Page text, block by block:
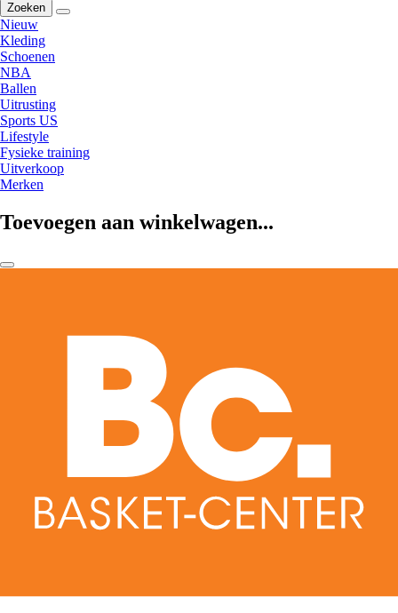
Zoeken
Nieuw
Kleding
Schoenen
NBA
Ballen
Uitrusting
Sports US
Lifestyle
Fysieke training
Uitverkoop
Merken
Toevoegen aan winkelwagen...